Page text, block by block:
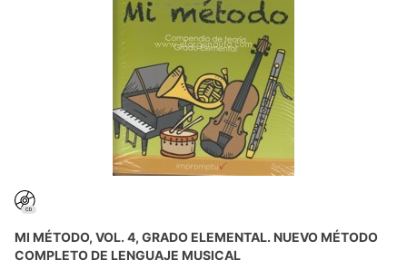
MI MÉTODO, VOL. 4, GRADO ELEMENTAL. NUEVO MÉTODO
COMPLETO DE LENGUAJE MUSICAL